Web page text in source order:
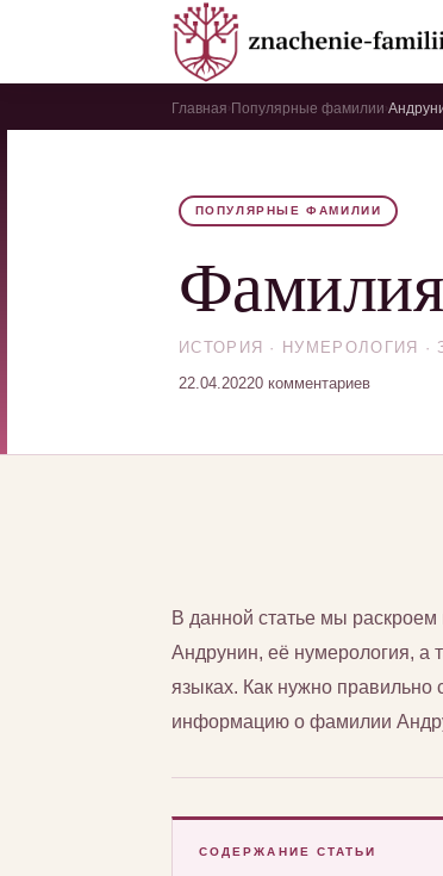
Главная Популярные фамилии
ПОПУЛЯРНЫЕ ФАМИЛИИ
ИСТОРИЯ · НУМЕРОЛОГИЯ ·
22.04.20220 комментариев
В данной статье мы
Андрунин, её нумерология, а
языках. Как нужно
информацию о фамилии
СОДЕРЖАНИЕ СТАТЬИ